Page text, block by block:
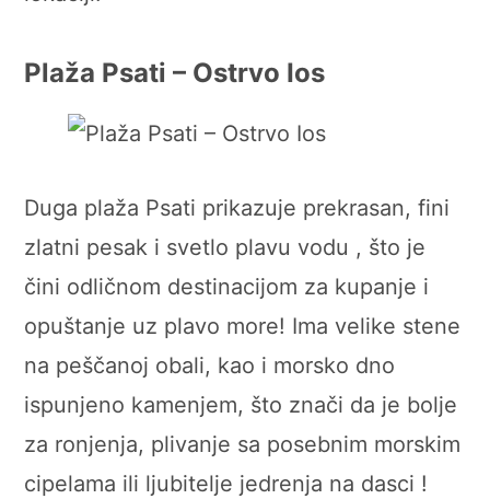
Plaža Psati – Ostrvo Ios
Duga plaža Psati prikazuje prekrasan, fini
zlatni pesak i svetlo plavu vodu , što je
čini odličnom destinacijom za kupanje i
opuštanje uz plavo more! Ima velike stene
na peščanoj obali, kao i morsko dno
ispunjeno kamenjem, što znači da je bolje
za ronjenja, plivanje sa posebnim morskim
cipelama ili ljubitelje jedrenja na dasci !